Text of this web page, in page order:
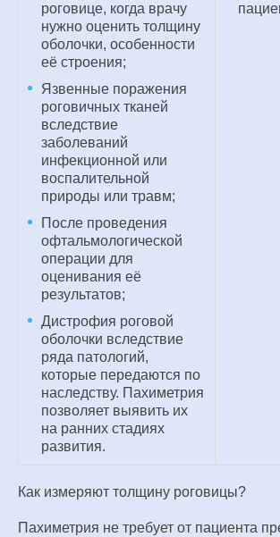
роговице, когда врачу
нужно оценить толщину
оболочки, особенности
её строения;
Язвенные поражения
роговичных тканей
вследствие
заболеваний
инфекционной или
воспалительной
природы или травм;
После проведения
офтальмологической
операции для
оценивания её
результатов;
Дистрофия роговой
оболочки вследствие
ряда патологий,
которые передаются по
наследству. Пахиметрия
позволяет выявить их
на ранних стадиях
развития.
Как измеряют толщину роговицы?
Пахиметрия не требует от пациента